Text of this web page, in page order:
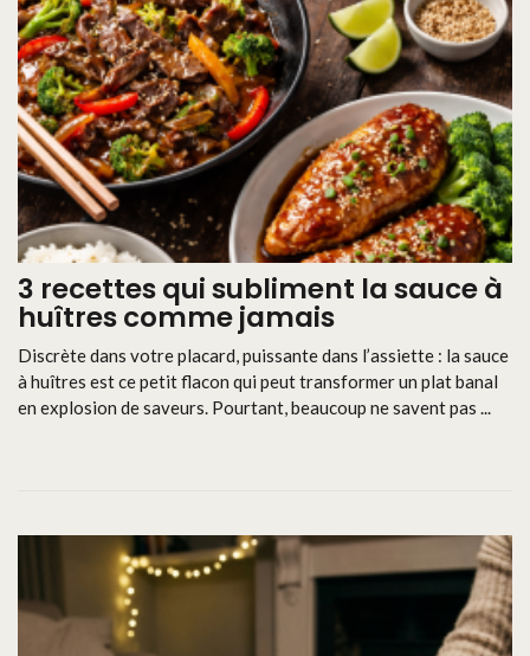
3 recettes qui subliment la sauce à
huîtres comme jamais
Discrète dans votre placard, puissante dans l’assiette : la sauce
à huîtres est ce petit flacon qui peut transformer un plat banal
en explosion de saveurs. Pourtant, beaucoup ne savent pas ...